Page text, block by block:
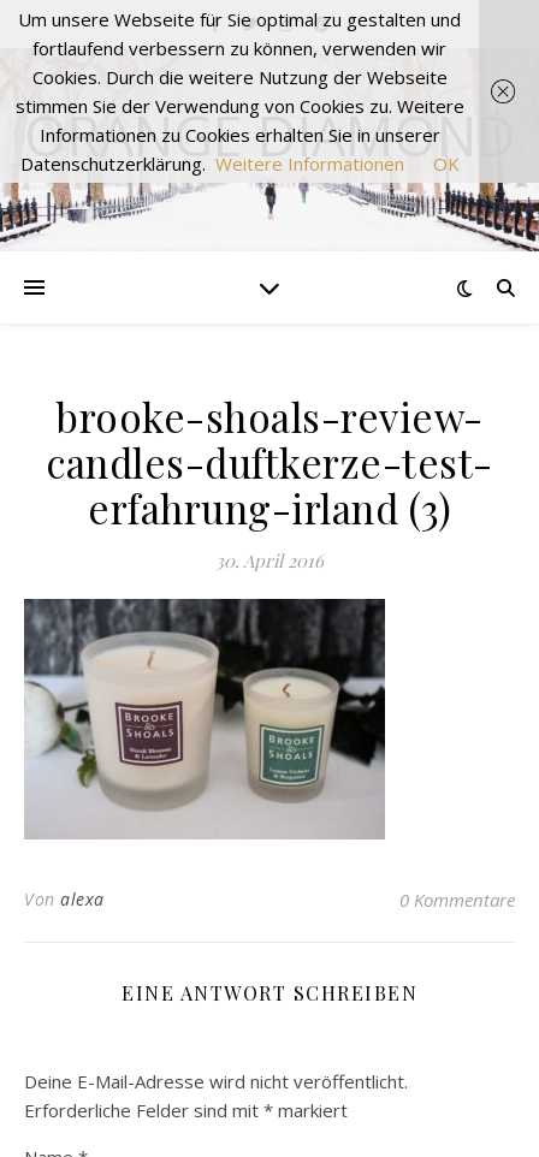
ORANGE DIAMOND
brooke-shoals-review-
candles-duftkerze-test-
erfahrung-irland (3)
30. April 2016
Von alexa 0 Kommentare
EINE ANTWORT SCHREIBEN
Deine E-Mail-Adresse wird nicht veröffentlicht.
Erforderliche Felder sind mit * markiert
Um unsere Webseite für Sie optimal zu gestalten und
fortlaufend verbessern zu können, verwenden wir
Cookies. Durch die weitere Nutzung der Webseite
stimmen Sie der Verwendung von Cookies zu. Weitere
Informationen zu Cookies erhalten Sie in unserer
Datenschutzerklärung. Weitere Informationen OK